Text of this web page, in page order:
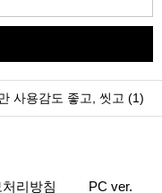
사용감도 좋고, 씻고 (1)
리방침 PC ver.